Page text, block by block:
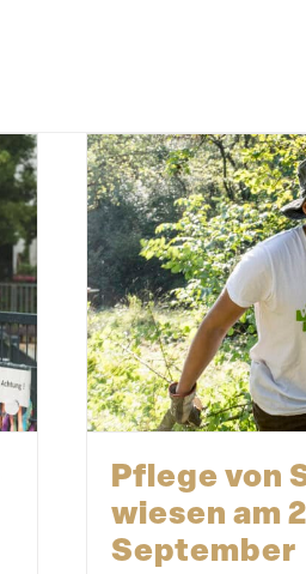
Pflege von
wiesen am
September